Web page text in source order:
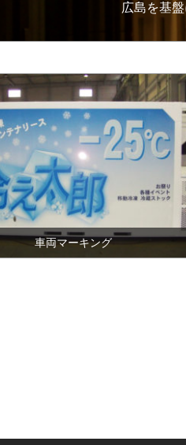
広島を基
車両マーキング